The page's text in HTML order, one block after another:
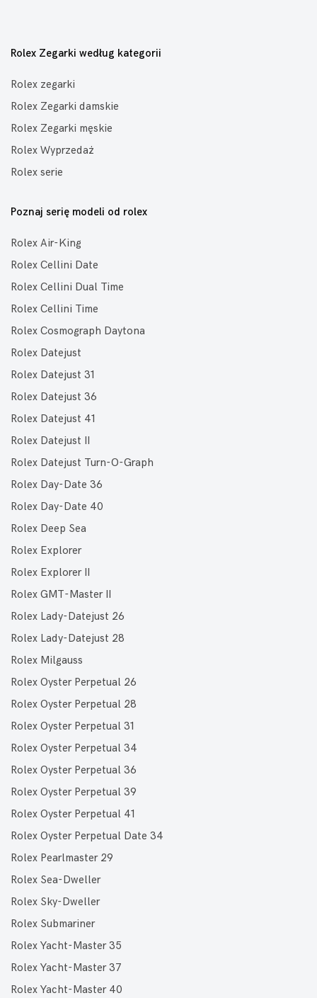
Rolex Zegarki według kategorii
Rolex zegarki
Rolex Zegarki damskie
Rolex Zegarki męskie
Rolex Wyprzedaż
Rolex serie
Poznaj serię modeli od rolex
Rolex Air-King
Rolex Cellini Date
Rolex Cellini Dual Time
Rolex Cellini Time
Rolex Cosmograph Daytona
Rolex Datejust
Rolex Datejust 31
Rolex Datejust 36
Rolex Datejust 41
Rolex Datejust II
Rolex Datejust Turn-O-Graph
Rolex Day-Date 36
Rolex Day-Date 40
Rolex Deep Sea
Rolex Explorer
Rolex Explorer II
Rolex GMT-Master II
Rolex Lady-Datejust 26
Rolex Lady-Datejust 28
Rolex Milgauss
Rolex Oyster Perpetual 26
Rolex Oyster Perpetual 28
Rolex Oyster Perpetual 31
Rolex Oyster Perpetual 34
Rolex Oyster Perpetual 36
Rolex Oyster Perpetual 39
Rolex Oyster Perpetual 41
Rolex Oyster Perpetual Date 34
Rolex Pearlmaster 29
Rolex Sea-Dweller
Rolex Sky-Dweller
Rolex Submariner
Rolex Yacht-Master 35
Rolex Yacht-Master 37
Rolex Yacht-Master 40